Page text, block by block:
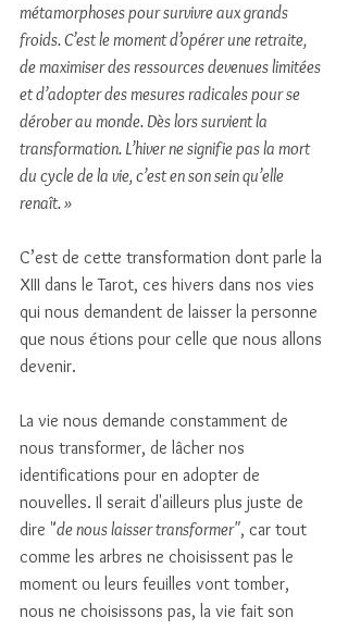
métamorphoses pour survivre aux grands
froids. C’est le moment d’opérer une retraite,
de maximiser des ressources devenues limitées
et d’adopter des mesures radicales pour se
dérober au monde. Dès lors survient la
transformation. L’hiver ne signifie pas la mort
du cycle de la vie, c’est en son sein qu’elle
renaît. »
C’est de cette transformation dont parle la
XIII dans le Tarot, ces hivers dans nos vies
qui nous demandent de laisser la personne
que nous étions pour celle que nous allons
devenir.
La vie nous demande constamment de
nous transformer, de lâcher nos
identifications pour en adopter de
nouvelles. Il serait d'ailleurs plus juste de
dire "de nous laisser transformer", car tout
comme les arbres ne choisissent pas le
moment ou leurs feuilles vont tomber,
nous ne choisissons pas, la vie fait son